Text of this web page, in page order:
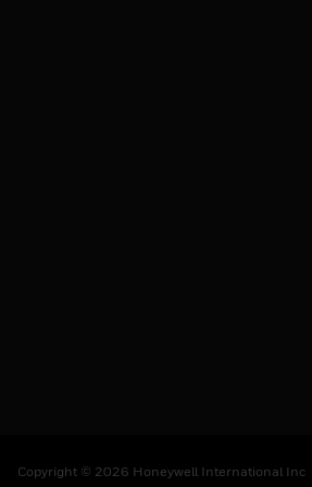
Copyright © 2026 Honeywell International Inc